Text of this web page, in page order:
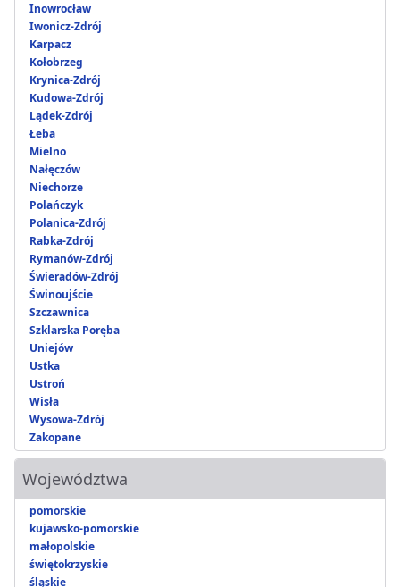
Inowrocław
Iwonicz-Zdrój
Karpacz
Kołobrzeg
Krynica-Zdrój
Kudowa-Zdrój
Lądek-Zdrój
Łeba
Mielno
Nałęczów
Niechorze
Polańczyk
Polanica-Zdrój
Rabka-Zdrój
Rymanów-Zdrój
Świeradów-Zdrój
Świnoujście
Szczawnica
Szklarska Poręba
Uniejów
Ustka
Ustroń
Wisła
Wysowa-Zdrój
Zakopane
Województwa
pomorskie
kujawsko-pomorskie
małopolskie
świętokrzyskie
śląskie